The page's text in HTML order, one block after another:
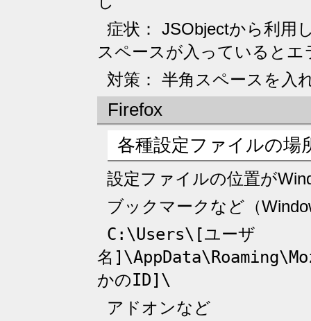
症状： JSObjectから利用
スペースが入っているとエ
対策： 半角スペースを入
Firefox
各種設定ファイルの場
設定ファイルの位置が
ブックマークなど（
C:\Users\[ユーザ
名
かのID]\
アドオンなど